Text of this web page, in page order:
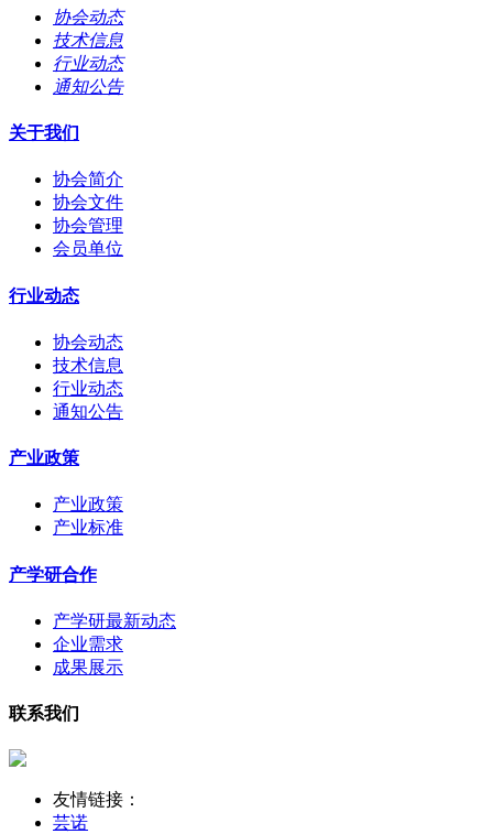
协会动态
技术信息
行业动态
通知公告
关于我们
协会简介
协会文件
协会管理
会员单位
行业动态
协会动态
技术信息
行业动态
通知公告
产业政策
产业政策
产业标准
产学研合作
产学研最新动态
企业需求
成果展示
联系我们
友情链接：
芸诺